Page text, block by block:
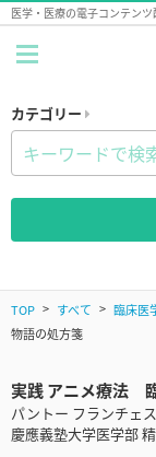
医学・医療の電子コンテン
カテゴリー
TOP すべて 臨床医
物語の処方箋
実践 アニメ療法
パントー フランチェ
慶應義塾大学医学部